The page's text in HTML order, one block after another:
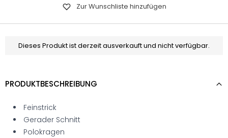
Zur Wunschliste hinzufügen
Dieses Produkt ist derzeit ausverkauft und nicht verfügbar.
PRODUKTBESCHREIBUNG
Feinstrick
Gerader Schnitt
Polokragen